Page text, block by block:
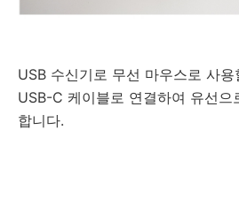
USB 수신기로 무선 마우스로 사
USB-C 케이블로 연결하여 유선
합니다.